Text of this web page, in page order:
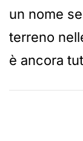
un nome
terreno
è ancora